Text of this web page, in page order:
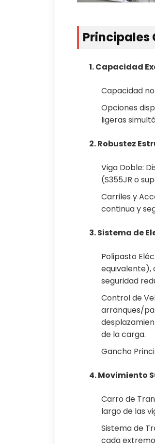
Principales
1. Capacidad
Capacidad
Opciones
ligeras
2. Robustez
Viga Doble:
(S355JR o
Carriles y
continua y
3. Sistema de
Polipasto
equivalente),
seguridad
Control de
arranques/
de la carga.
Gancho
4. Movimiento
Carro de
largo de las
Sistema de
cada